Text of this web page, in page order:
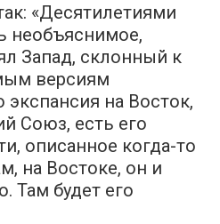
«Десятилетиями
необъяснимое,
Запад, склонный к
версиям
экспансия на Восток,
Союз, есть его
описанное когда-то
на Востоке, он и
Там будет его